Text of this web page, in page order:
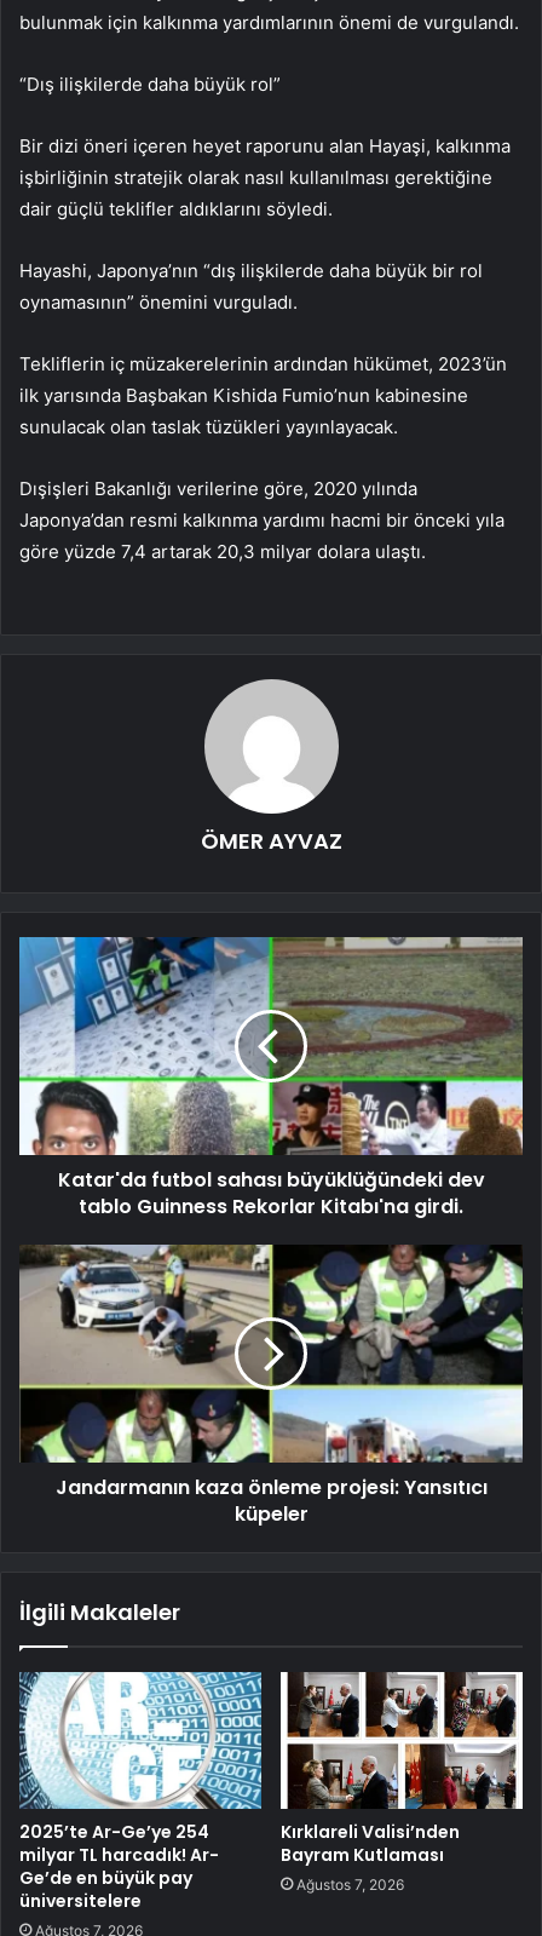
bulunmak için kalkınma yardımlarının önemi de vurgulandı.
“Dış ilişkilerde daha büyük rol”
Bir dizi öneri içeren heyet raporunu alan Hayaşi, kalkınma
işbirliğinin stratejik olarak nasıl kullanılması gerektiğine
dair güçlü teklifler aldıklarını söyledi.
Hayashi, Japonya’nın “dış ilişkilerde daha büyük bir rol
oynamasının” önemini vurguladı.
Tekliflerin iç müzakerelerinin ardından hükümet, 2023’ün
ilk yarısında Başbakan Kishida Fumio’nun kabinesine
sunulacak olan taslak tüzükleri yayınlayacak.
Dışişleri Bakanlığı verilerine göre, 2020 yılında
Japonya’dan resmi kalkınma yardımı hacmi bir önceki yıla
göre yüzde 7,4 artarak 20,3 milyar dolara ulaştı.
ÖMER AYVAZ
Katar'da futbol sahası büyüklüğündeki dev
tablo Guinness Rekorlar Kitabı'na girdi.
Jandarmanın kaza önleme projesi: Yansıtıcı
küpeler
İlgili Makaleler
2025’te Ar-Ge’ye 254
milyar TL harcadık! Ar-
Ge’de en büyük pay
üniversitelere
Ağustos 7, 2026
Kırklareli Valisi’nden
Bayram Kutlaması
Ağustos 7, 2026